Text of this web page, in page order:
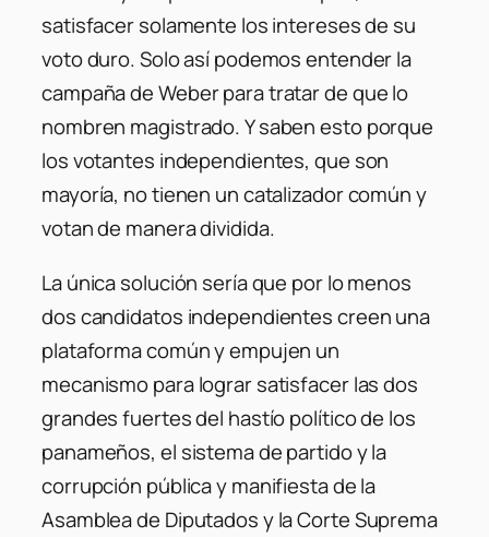
satisfacer solamente los intereses de su
voto duro. Solo así podemos entender la
campaña de Weber para tratar de que lo
nombren magistrado. Y saben esto porque
los votantes independientes, que son
mayoría, no tienen un catalizador común y
votan de manera dividida.
La única solución sería que por lo menos
dos candidatos independientes creen una
plataforma común y empujen un
mecanismo para lograr satisfacer las dos
grandes fuertes del hastío político de los
panameños, el sistema de partido y la
corrupción pública y manifiesta de la
Asamblea de Diputados y la Corte Suprema